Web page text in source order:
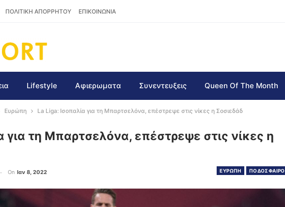
ΠΟΛΙΤΙΚΗ ΑΠΟΡΡΗΤΟΥ ΕΠΙΚΟΙΝΩΝΙΑ
Lifestyle Αφιερωματα Συνεντευξεις Queen Of The Month
Ευρώπη La Liga: Ισοπαλία για τη Μπαρτσελόνα, επέστρεψε στις νίκες η Σοσιεδάδ
για τη Μπαρτσελόνα, επέστρεψε στις νίκες η
ΕΥΡΩΠΗ ΠΟΔΟΣΦΑΙΡΟ
On Ιαν 8, 2022